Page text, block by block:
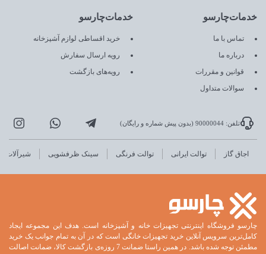
خدمات‌چارسو
تماس با ما
درباره ما
قوانین و مقررات
سوالات متداول
خدمات‌چارسو
خرید اقساطی لوازم آشپزخانه
رویه ارسال سفارش
رویه‌های بازگشت
تلفن: 90000044 (بدون پیش شماره و رایگان)
اجاق گاز توالت ایرانی توالت فرنگی سینک ظرفشویی شیرآلات
چارسو فروشگاه اینترنتی تجهیزات خانه و آشپزخانه است. هدف این مجموعه ایجاد
کامل‌ترین سرویس آنلاین خرید تجهیزات خانگی است که در آن به تمام جوانب یک خرید
مطمئن توجه شده باشد. در همین راستا ضمانت 7 روزه‌ی بازگشت کالا، ضمانت اصالت